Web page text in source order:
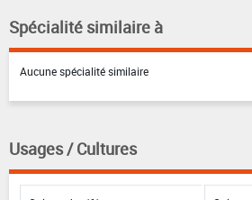
Spécialité similaire à
Aucune spécialité similaire
Usages / Cultures